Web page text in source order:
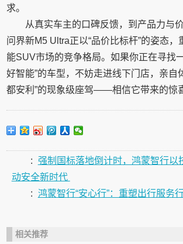
求。
从真实车主的口碑反馈，到产品力与
问界新M5 Ultra正以“品价比标杆”的姿态，
能SUV市场的竞争格局。如果你正在寻找
好智能”的车型，不妨走进线下门店，亲自
都安利”的现象级座驾——相信它带来的惊
: 强制国标落地倒计时，鸿蒙智行以
动安全新时代
: 鸿蒙智行“安心行”：重塑出行服务
相关推荐